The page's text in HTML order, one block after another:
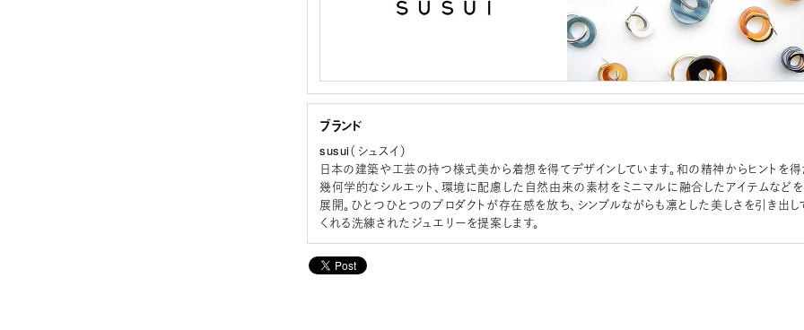
ブランド
susui（シュスイ）
日本の建築や工芸の持つ様式美から着想を得てデザインしています。和の精神からヒントを
幾何学的なシルエット、環境に配慮した自然由来の素材をミニマルに融合したアイテムなどを
展開。ひとつひとつのプロダクトが存在感を放ち、シンプルながらも凛とした美しさを引き出し
くれる洗練されたジュエリーを提案します。